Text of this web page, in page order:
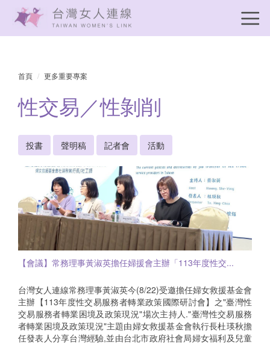
首頁 更多重要專案
性交易／性剝削
投書 聲明稿 記者會 活動
【會議】常務理事黃淑英擔任婦援會主辦「113年度性交...
台灣女人連線常務理事黃淑英今(8/22)受邀擔任婦女救援基金會
主辦【113年度性交易服務者轉業政策國際研討會】之"臺灣性
交易服務者轉業困境及政策現況"場次主持人."臺灣性交易服務
者轉業困境及政策現況"主題由婦女救援基金會執行長杜瑛秋擔
任發表人分享台灣經驗,並由台北市政府社會局婦女福利及兒童